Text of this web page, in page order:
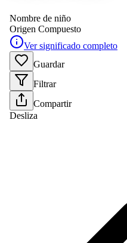
Nombre de niño
Origen Compuesto
Ver significado completo
Guardar
Filtrar
Compartir
Desliza